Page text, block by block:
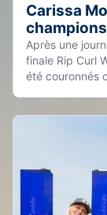
Carissa
Après une
finale Rip Curl
été couronnés